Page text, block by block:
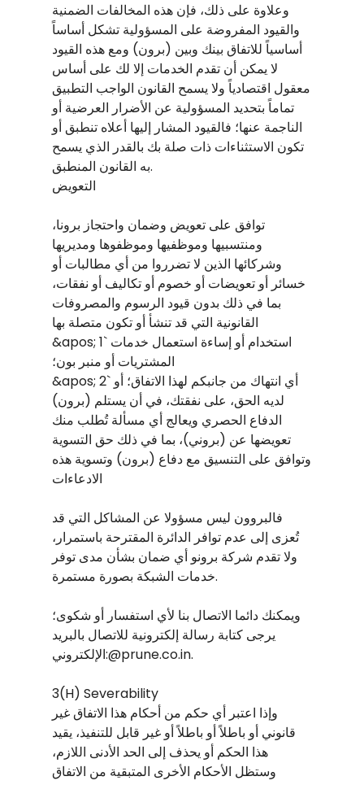
وعلاوة على ذلك، فإن هذه المخالفات الضمنية
والقيود المفروضة على المسؤولية تشكل أساساً
أساسياً للاتفاق بينك وبين (برون) ومع هذه القيود
لا يمكن أن تقدم الخدمات إلا لك على أساس
معقول اقتصادياً ولا يسمح القانون الواجب التطبيق
تماماً بتحديد المسؤولية عن الأضرار العرضية أو
الناجمة عنها؛ فالقيود المشار إليها أعلاه تنطبق أو
تكون الاستثناءات ذات صلة بك بالقدر الذي يسمح
به القانون المنطبق.
التعويض
توافق على تعويض وضمان واحتجاز برونا،
ومنتسبيها وموظفيها وموظفوها ومديريها
وشركائها الذين لا تضرروا من أي مطالبات أو
خسائر أو تعويضات أو خصوم أو تكاليف أو نفقات،
بما في ذلك بدون قيود الرسوم والمصروفات
القانونية التي قد تنشأ أو تكون متصلة بها
&apos; 1` استخدام أو إساءة استعمال خدمات
المشتريات أو منبر بون؛
&apos; 2` أي انتهاك من جانبكم لهذا الاتفاق؛ أو
(برون) لديه الحق، على نفقتك، في أن يستلم
الدفاع الحصري ويعالج أي مسألة تُطلب منك
تعويضها عن (بروني)، بما في ذلك حق التسوية
وتوافق على التنسيق مع دفاع (برون) وتسوية هذه
الادعاءات
فالبروون ليس مسؤولا عن المشاكل التي قد
تُعزى إلى عدم توافر الدائرة المقترحة باستمرار،
ولا تقدم شركة برونو أي ضمان بشأن مدى توفر
خدمات الشبكة بصورة مستمرة.
ويمكنك دائما الاتصال بنا لأي استفسار أو شكوى؛
يرجى كتابة رسالة إلكترونية للاتصال بالبريد
الإلكتروني:@prune.co.in.
3(H) Severability
وإذا اعتبر أي حكم من أحكام هذا الاتفاق غير
قانوني أو باطلاً أو باطلاً أو غير قابل للتنفيذ، يقيد
هذا الحكم أو يحذف إلى الحد الأدنى اللازم،
وستظل الأحكام الأخرى المتبقية من الاتفاق